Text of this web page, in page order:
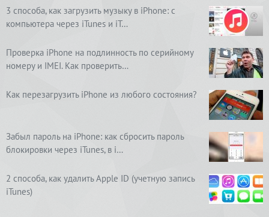
3 способа, как загрузить музыку в iPhone: с
компьютера через iTunes и iT…
Проверка iPhone на подлинность по серийному
номеру и IMEI. Как проверить…
Как перезагрузить iPhone из любого состояния?
Забыл пароль на iPhone: как сбросить пароль
блокировки через iTunes, в i…
2 способа, как удалить Apple ID (учетную запись
iTunes)